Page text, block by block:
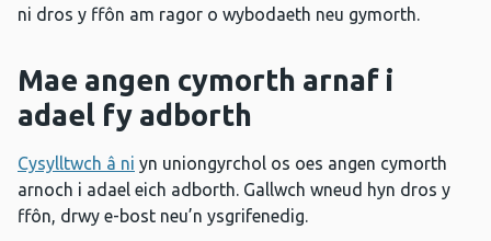
ni dros y ffôn am ragor o wybodaeth neu gymorth.
Mae angen cymorth arnaf i
adael fy adborth
Cysylltwch â ni yn uniongyrchol os oes angen cymorth
arnoch i adael eich adborth. Gallwch wneud hyn dros y
ffôn, drwy e-bost neu’n ysgrifenedig.